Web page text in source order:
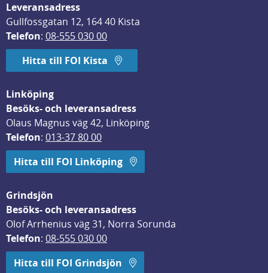
Leveransadress
Gullfossgatan 12, 164 40 Kista
Telefon: 08-555 030 00
Hitta till FOI Kista
Linköping
Besöks- och leveransadress
Olaus Magnus väg 42, Linköping
Telefon: 013-37 80 00
Hitta till FOI Linköping
Grindsjön
Besöks- och leveransadress
Olof Arrhenius väg 31, Norra Sorunda
Telefon: 08-555 030 00
Hitta till FOI Grindsjön